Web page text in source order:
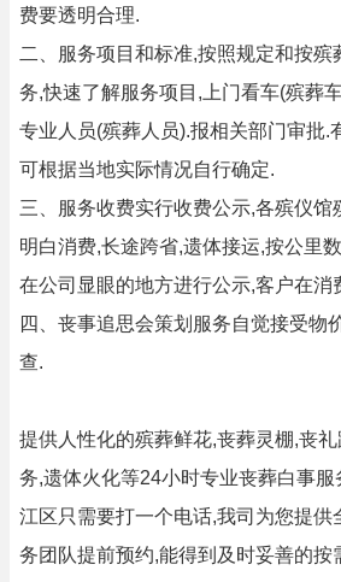
费要透明合理.
二、服务项目和标准,按照规定和按殡
务,快速了解服务项目,上门看车(殡葬
专业人员(殡葬人员).报相关部门审批.
可根据当地实际情况自行确定.
三、服务收费实行收费公示,各殡仪馆
明白消费,长途跨省,遗体接运,按公里
在公司显眼的地方进行公示,客户在消
四、丧事追思会策划服务自觉接受物
查.
提供人性化的殡葬鲜花,丧葬灵棚,丧
务,遗体火化等24小时专业丧葬白事
江区只需要打一个电话,我司为您提供
务团队提前预约,能得到及时妥善的按